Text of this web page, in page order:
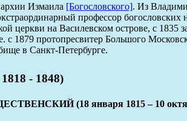
Измаила [Богословского]. Из
профессор богословских
церкви на Василевском острове, с
с 1879 протопресвитер Большого
в Санкт-Петербурге.
- 1848)
(18 января 1815 – 10